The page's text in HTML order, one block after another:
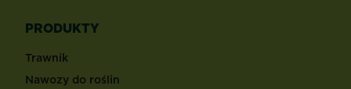
PRODUKTY
Trawnik
Nawozy do roślin